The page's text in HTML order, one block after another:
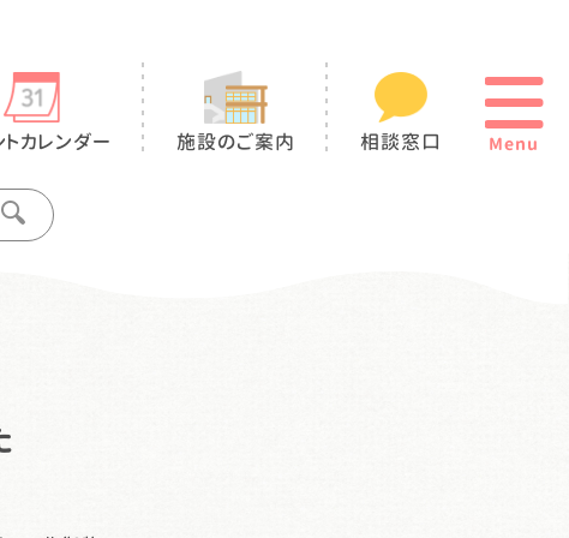
カレンダー 施設のご案内 相談窓口 Menu